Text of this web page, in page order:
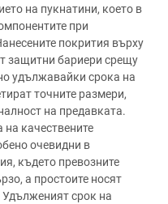
на пукнатини, което в
при
покрития върху
защитни бариери срещу
удължавайки срока на
точните размери,
на предавката.
качествените
очевидни в
където превозните
а простоите носят
Удълженият срок на